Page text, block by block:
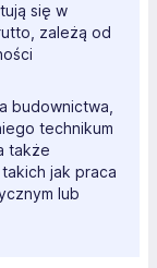
się w
zależą od
budownictwa,
technikum
także
jak praca
lub